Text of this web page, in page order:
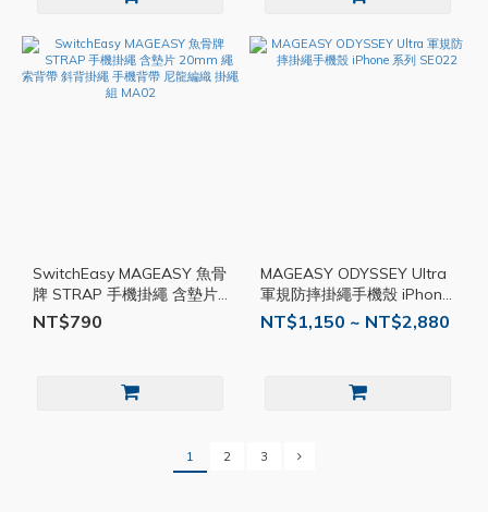
SwitchEasy MAGEASY 魚骨
牌 STRAP 手機掛繩 含墊片
20mm 繩索背帶 斜背掛繩 手
機背帶 尼龍編織 掛繩組
NT$790
MAGEASY ODYSSEY Ultra
軍規防摔掛繩手機殼 iPhone
系列 SE022
NT$1,150 ~ NT$2,880
1 2 3